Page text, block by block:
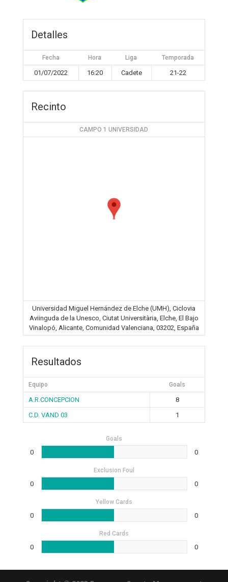
Detalles
Fecha Hora Liga Temporada
01/07/2022 16:20 Cadete 21-22
Recinto
CAMPO 1 UNIVERSIDAD
Universidad Miguel Hernández de Elche (UMH), Ciclovia
Aviinguda de la Unesco, Ciutat Universitària, Elche, El Bajo
Vinalopó, Alicante, Comunidad Valenciana, 03202, España
Resultados
Equipo Goals
A.R.CONCEPCION
8
C.D. VAND 03
1
Goals
0 0
Exclusion Foul
0 0
Yellow Cards
0 0
Red Cards
0 0